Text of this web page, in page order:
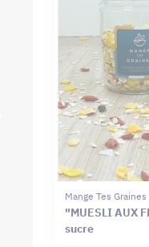
Mange Tes Graines
"MUESLI AUX
sucre